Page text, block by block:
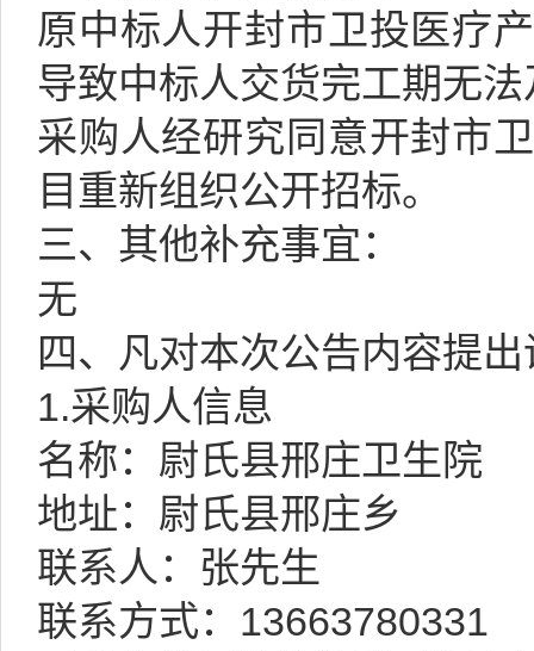
原中标人开封市卫投医疗
导致中标人交货完工期无
采购人经研究同意开封市
目重新组织公开招标。
三、其他补充事宜：
无
四、凡对本次公告内容提
1.采购人信息
名称：尉氏县邢庄卫生院
地址：尉氏县邢庄乡
联系人：张先生
联系方式：13663780331